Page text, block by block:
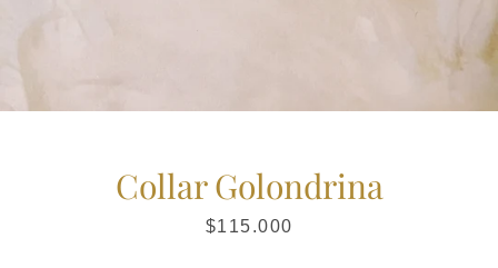
Collar Golondrina
Precio
$115.000